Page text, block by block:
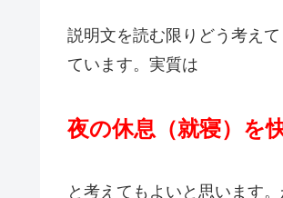
説明文を読む限りどう考えて
ています。実質は
夜の休息（就寝）を
と考えてもよいと思います